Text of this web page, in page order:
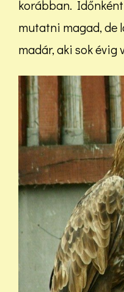
korábban.
mutatni magad, de
madár, aki sok évig